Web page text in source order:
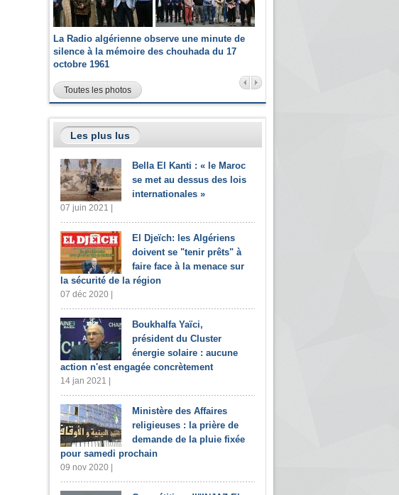
La Radio algérienne observe une minute de
silence à la mémoire des chouhada du 17
octobre 1961
Toutes les photos
Les plus lus
Bella El Kanti : « le Maroc
se met au dessus des lois
internationales »
07 juin 2021 |
El Djeïch: les Algériens
doivent se "tenir prêts" à
faire face à la menace sur
la sécurité de la région
07 déc 2020 |
Boukhalfa Yaïci,
président du Cluster
énergie solaire : aucune
action n'est engagée concrètement
14 jan 2021 |
Ministère des Affaires
religieuses : la prière de
demande de la pluie fixée
pour samedi prochain
09 nov 2020 |